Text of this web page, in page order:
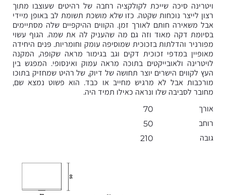
ויטרינה סיכה שייכת לקולקציה רחבה של רהיטים שעוצבו מתוך
רצון לייצר נוכחות שקטה. כזו שלא מושכת תשומת לב באופן מיידי
אבל משאירה חותם לאורך זמן. הקווים ההיקפיים שלה מסתיימים
בסיומת דקה מאוד וזה גם מה שהעניק לה את שמה. הגוף עשוי
מפורניר והדלתות בזכוכית שמוסיפה עומק וחומריות. פּנים היחידה
מאופיין במדפי זכוכית דקים וגב בגימור מראה שקופה, המקנה
לויטרינה ולאובייקטים בתוכה מראה עמוק ואינסופי. המפגש בין
העץ לקווים הישרים יוצר תחושה של דיוק, של רהיט שמחזיק בתוכו
מורכבות אבל לא מרגיש מחייב או כבד. הוא פשוט נמצא שם,
מחובר לסביבה שלו ונראה כאילו תמיד היה.
אורך
70
רוחב
50
גובה
210